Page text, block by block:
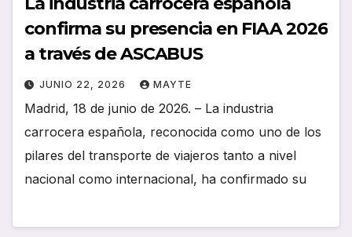
confirma su presencia en FIAA 2026
a través de ASCABUS
JUNIO 22, 2026 MAYTE
Madrid, 18 de junio de 2026. – La industria
carrocera española, reconocida como uno de los
pilares del transporte de viajeros tanto a nivel
nacional como internacional, ha confirmado su